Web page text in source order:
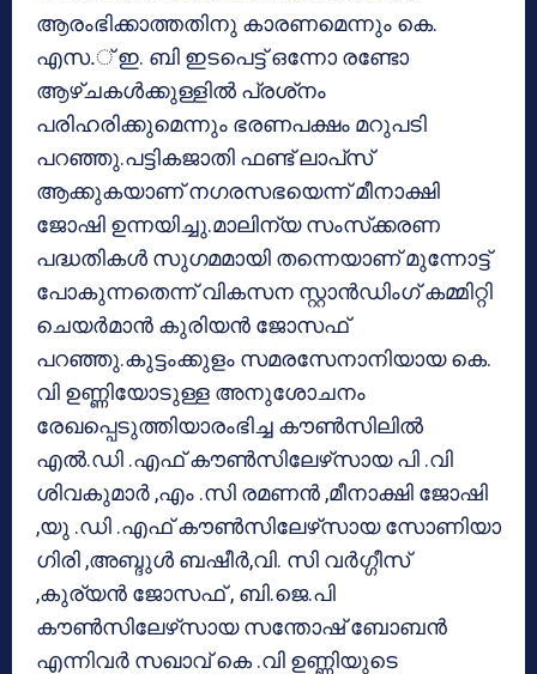
ആരംഭിക്കാത്തതിനു കാരണമെന്നും കെ.
എസ.് ഇ. ബി ഇടപെട്ട് ഒന്നോ രണ്ടോ
ആഴ്ചകള്‍ക്കുള്ളില്‍ പ്രശ്‌നം
പരിഹരിക്കുമെന്നും ഭരണപക്ഷം മറുപടി
പറഞ്ഞു.പട്ടികജാതി ഫണ്ട് ലാപ്‌സ്
ആക്കുകയാണ് നഗരസഭയെന്ന് മീനാക്ഷി
ജോഷി ഉന്നയിച്ചു.മാലിന്യ സംസ്‌ക്കരണ
പദ്ധതികള്‍ സുഗമമായി തന്നെയാണ് മുന്നോട്ട്
പോകുന്നതെന്ന് വികസന സ്റ്റാന്‍ഡിംഗ് കമ്മിറ്റി
ചെയര്‍മാന്‍ കുരിയന്‍ ജോസഫ്
പറഞ്ഞു.കുട്ടംക്കുളം സമരസേനാനിയായ കെ.
വി ഉണ്ണിയോടുള്ള അനുശോചനം
രേഖപ്പെടുത്തിയാരംഭിച്ച കൗണ്‍സിലില്‍
എല്‍.ഡി .എഫ് കൗണ്‍സിലേഴ്‌സായ പി .വി
ശിവകുമാര്‍ ,എം .സി രമണന്‍ ,മീനാക്ഷി ജോഷി
,യു .ഡി .എഫ് കൗണ്‍സിലേഴ്‌സായ സോണിയാ
ഗിരി ,അബ്ദുള്‍ ബഷീര്‍,വി. സി വര്‍ഗ്ഗീസ്
,കുര്യന്‍ ജോസഫ് , ബി.ജെ.പി
കൗണ്‍സിലേഴ്‌സായ സന്തോഷ് ബോബന്‍
എന്നിവര്‍ സഖാവ് കെ .വി ഉണ്ണിയുടെ